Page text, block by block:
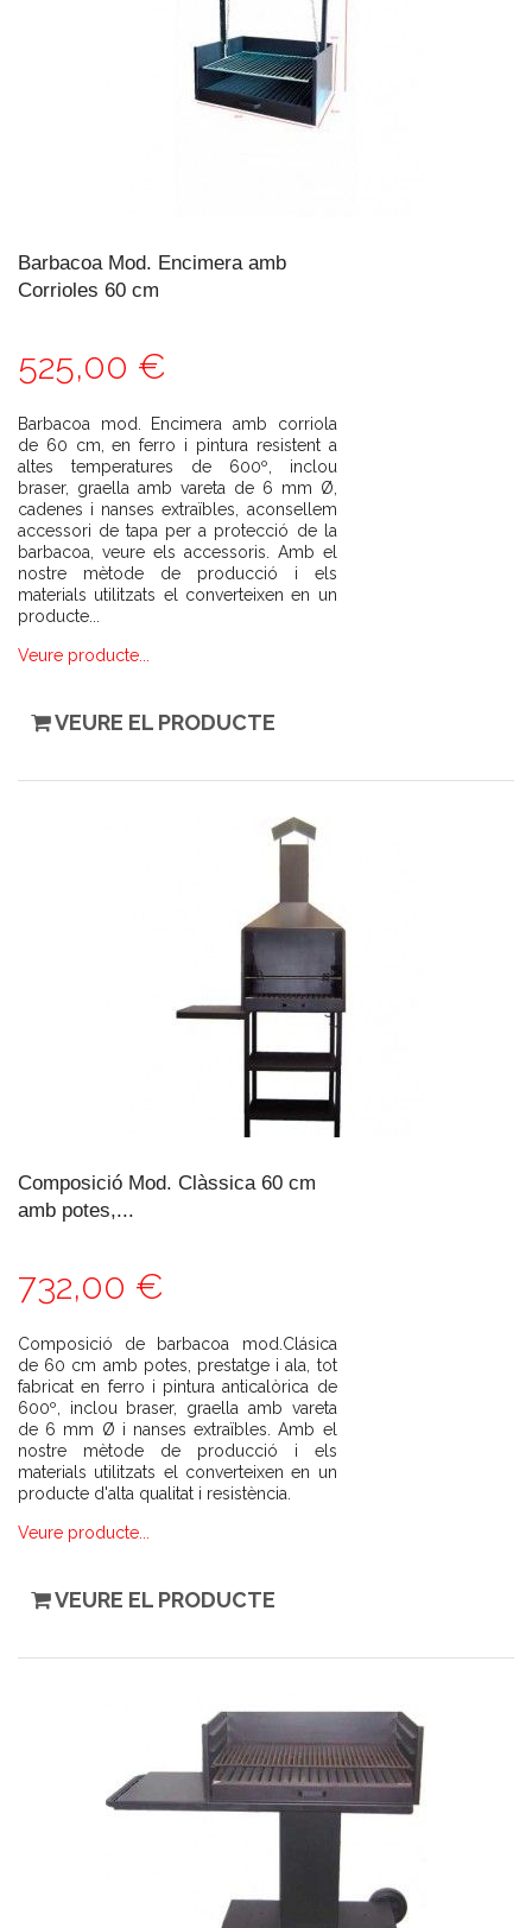
Barbacoa Mod. Encimera amb
Corrioles 60 cm
525,00 €
Barbacoa mod. Encimera amb corriola
de 60 cm, en ferro i pintura resistent a
altes temperatures de 600º, inclou
braser, graella amb vareta de 6 mm Ø,
cadenes i nanses extraïbles, aconsellem
accessori de tapa per a protecció de la
barbacoa, veure els accessoris. Amb el
nostre mètode de producció i els
materials utilitzats el converteixen en un
producte...
Veure producte...
VEURE EL PRODUCTE
Composició Mod. Clàssica 60 cm
amb potes,...
732,00 €
Composició de barbacoa mod.Clásica
de 60 cm amb potes, prestatge i ala, tot
fabricat en ferro i pintura anticalòrica de
600º, inclou braser, graella amb vareta
de 6 mm Ø i nanses extraïbles. Amb el
nostre mètode de producció i els
materials utilitzats el converteixen en un
producte d'alta qualitat i resistència.
Veure producte...
VEURE EL PRODUCTE